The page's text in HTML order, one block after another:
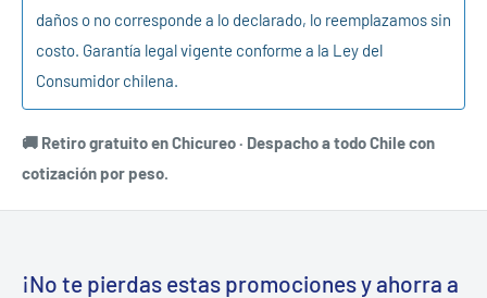
daños o no corresponde a lo declarado, lo reemplazamos sin
costo. Garantía legal vigente conforme a la Ley del
Consumidor chilena.
🚚 Retiro gratuito en Chicureo · Despacho a todo Chile con
cotización por peso.
¡No te pierdas estas promociones y ahorra a